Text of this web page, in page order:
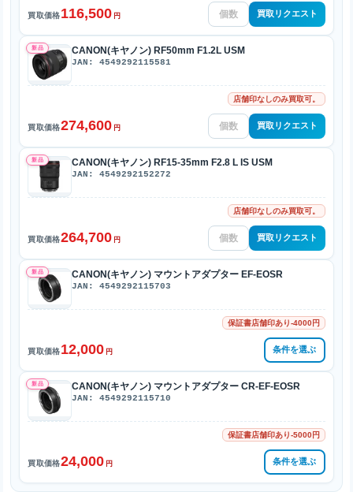
買取価格116,500 円 買取リクエスト
新品 CANON(キヤノン) RF50mm F1.2L USM
JAN: 4549292115581
店舗印なしのみ買取可。
買取価格274,600 円 買取リクエスト
新品 CANON(キヤノン) RF15-35mm F2.8 L IS USM
JAN: 4549292152272
店舗印なしのみ買取可。
買取価格264,700 円 買取リクエスト
新品 CANON(キヤノン) マウントアダプター EF-EOSR
JAN: 4549292115703
保証書店舗印あり-4000円
買取価格12,000 円 条件を選ぶ
新品 CANON(キヤノン) マウントアダプター CR-EF-EOSR
JAN: 4549292115710
保証書店舗印あり-5000円
買取価格24,000 円 条件を選ぶ